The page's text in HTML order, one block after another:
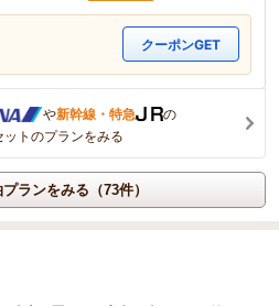
クーポンGET
や新幹線・特急
の
トのプランをみる
ランをみる（73件）